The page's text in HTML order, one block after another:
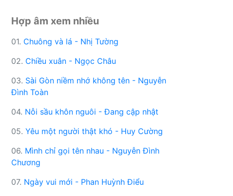
Hợp âm xem nhiều
01. Chuông và lá - Nhị Tường
02. Chiều xuân - Ngọc Châu
03. Sài Gòn niềm nhớ không tên - Nguyễn
Đình Toàn
04. Nỗi sầu khôn nguôi - Đang cập nhật
05. Yêu một người thật khó - Huy Cường
06. Mình chỉ gọi tên nhau - Nguyễn Đình
Chương
07. Ngày vui mới - Phan Huỳnh Điểu